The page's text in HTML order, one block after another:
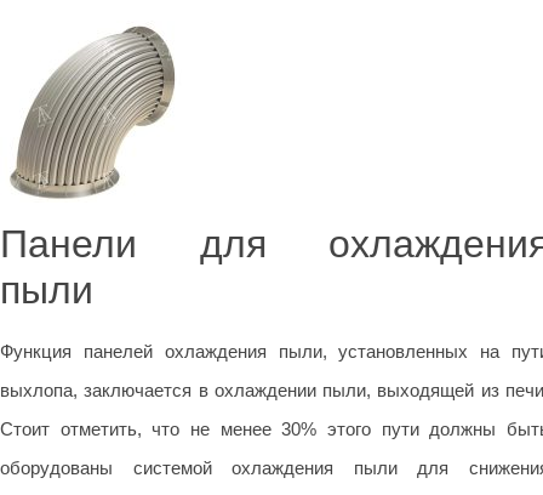
Панели для
пыли
Функция панелей охлаждения пыли, установленных на
выхлопа, заключается в охлаждении пыли, выходящей из
Стоит отметить, что не менее 30% этого пути должны
оборудованы системой охлаждения пыли для